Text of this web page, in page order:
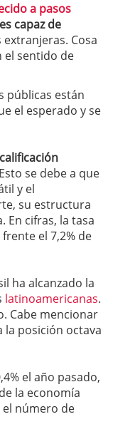
a pasos
capaz de
Cosa
el sentido de
públicas están
el esperado y se
Esto se debe a que
y el
su estructura
En cifras, la tasa
el 7,2% de
ha alcanzado la
latinoamericanas.
Cabe mencionar
la posición octava
el año pasado,
la economía
el número de